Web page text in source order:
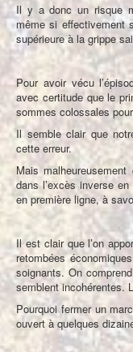
Il y a donc un risque
même si effectivement
supérieure à la grippe
Pour avoir vécu
avec certitude que le
sommes colossales
Il semble clair que
cette erreur.
Mais
dans l’excès inverse
en première ligne, à
Il est clair que l’on
retombées
soignants. On
semblent incohérentes.
Pourquoi fermer un
ouvert à quelques